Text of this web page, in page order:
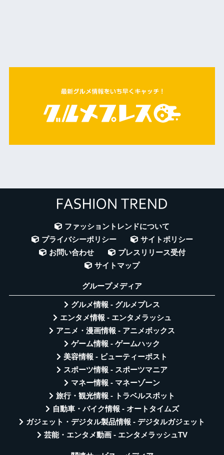
ファッショントレンドについて
プライバシーポリシー
サイトポリシー
お問い合わせ
プレスリリース受付
サイトマップ
グループメディア
グルメ情報 - グルメプレス
エンタメ情報 - エンタメラッシュ
アニメ・漫画情報 - アニメボックス
ゲーム情報 - ゲームハック
美容情報 - ビューティーポスト
スポーツ情報 - スポーツマニア
マネー情報 - マネーゾーン
旅行・観光情報 - トラベルスポット
自動車・バイク情報 - オートタイムズ
ガジェット・デジタル製品情報 - デジタルガジェット
芸能・エンタメ動画 - エンタメラッシュTV